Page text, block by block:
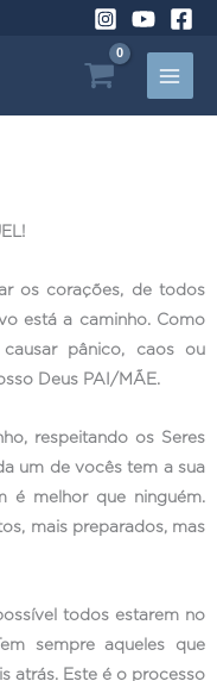
os corações, de todos
está a caminho. Como
pânico, caos ou
Deus PAI/MÃE.
respeitando os Seres
um de vocês tem a sua
é melhor que ninguém.
mais preparados, mas
todos estarem no
sempre aqueles que
atrás. Este é o processo